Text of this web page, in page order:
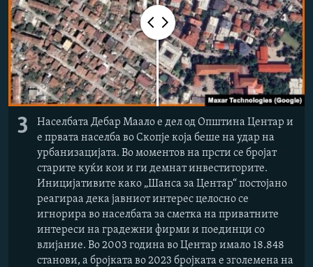
3
Населбата Дебар Маало е дел од Општина Центар и
е првата населба во Скопје која беше на удар на
урбанизацијата. Во моментов на прсти се бројат
старите куќи кои и ги демнат инвеститорите.
Иницијативите како „Шанса за Центар“ постојано
реагираа дека јавниот интерес целосно се
игнорира во населбата за сметка на приватните
интереси на градежни фирми и поединци со
влијание. Во 2003 година во Центар имало 18.848
станови, а бројката во 2023 бројката е зголемена на